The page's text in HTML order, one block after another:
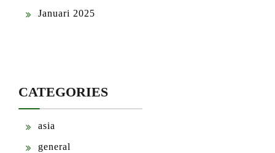
Januari 2025
CATEGORIES
asia
general